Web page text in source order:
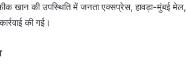
खान की उपस्थिति में जनता एक्सप्रेस, हावड़ा-मुंबई
की गई।